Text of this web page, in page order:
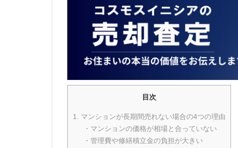
目次
1. マンションが長期間売れない場合の4つの理由
・マンションの価格が相場と合っていない
・管理費や修繕積立金の負担が大きい